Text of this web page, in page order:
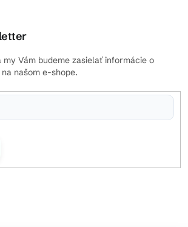
Vám budeme zasielať informácie o
našom e-shope.